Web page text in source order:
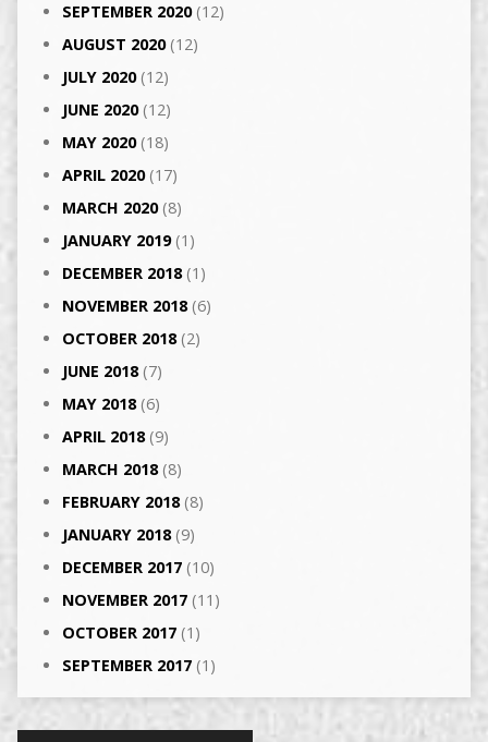
SEPTEMBER 2020(12)
AUGUST 2020(12)
JULY 2020(12)
JUNE 2020(12)
MAY 2020(18)
APRIL 2020(17)
MARCH 2020(8)
JANUARY 2019(1)
DECEMBER 2018(1)
NOVEMBER 2018(6)
OCTOBER 2018(2)
JUNE 2018(7)
MAY 2018(6)
APRIL 2018(9)
MARCH 2018(8)
FEBRUARY 2018(8)
JANUARY 2018(9)
DECEMBER 2017 (10)
NOVEMBER 2017 (11)
OCTOBER 2017 (1)
SEPTEMBER 2017 (1)